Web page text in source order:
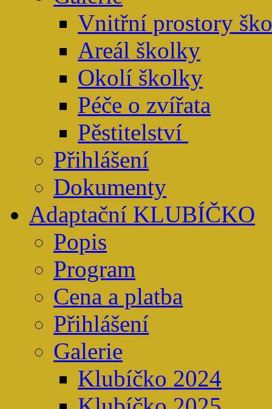
Vnitřní prostory
Areál školky
Okolí školky
Péče o zvířata
Pěstitelství
Přihlášení
Dokumenty
Adaptační KLUBÍČKO
Popis
Program
Cena a platba
Přihlášení
Galerie
Klubíčko 2024